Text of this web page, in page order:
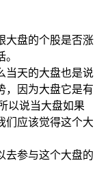
大盘的个股是否涨
当天的大盘也是说
，因为大盘它是有
以说当大盘如果
们应该觉得这个大
去参与这个大盘的